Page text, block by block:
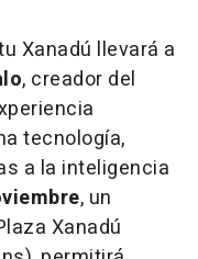
Xanadú llevará a
, creador del
tecnología,
a la inteligencia
, un
Xanadú